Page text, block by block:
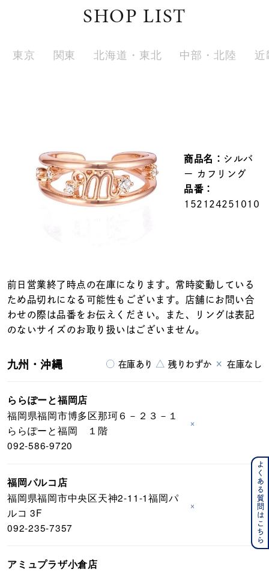
在庫ありのみ すべて表示
SHOP LIST
東京 関東 北海道・東北 中部・北陸 近
商品名： シルバ
ー カフリング
品番：
152124251010
前日営業終了時点の在庫になります。常時変動している
ため品切れになる可能性もございます。店舗にお問い合
わせの際は品番をお伝えください。また、リングは表記
のないサイズのお取り扱いはございません。
○ 在庫あり △ 残りわずか × 在庫なし
九州・沖縄
ららぽーと福岡店
福岡県福岡市博多区那珂６－２３－１
ららぽーと福岡 １階
092-586-9720
×
福岡パルコ店
福岡県福岡市中央区天神2-11-1福岡パ
ルコ 3F
092-235-7357
×
アミュプラザ小倉店
よくある質問はこちら